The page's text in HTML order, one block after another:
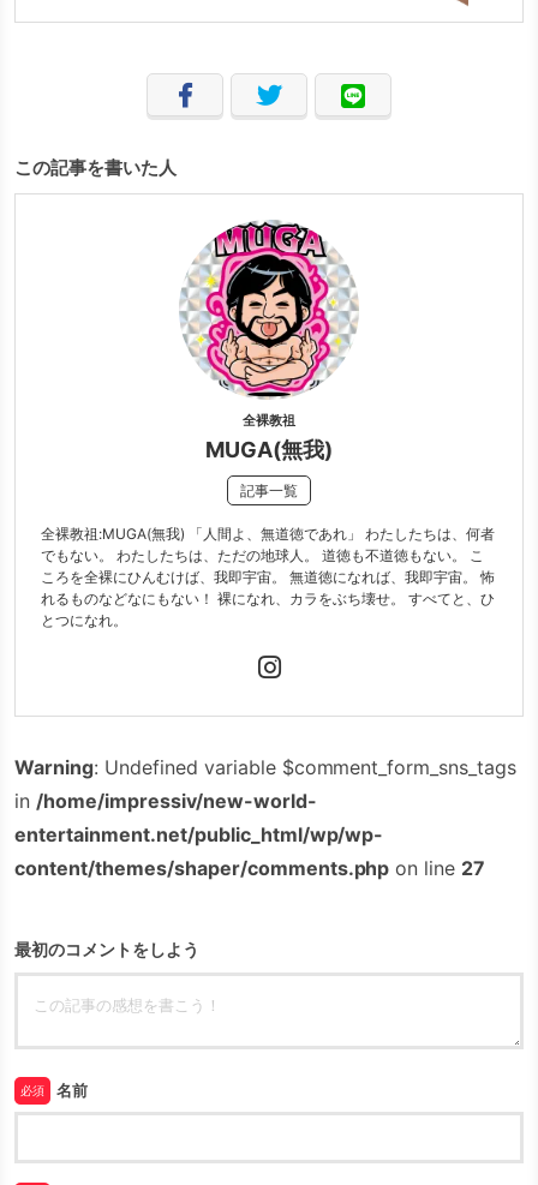
この記事を書いた人
全裸教祖
MUGA(無我)
記事一覧
全裸教祖:MUGA(無我) 「人間よ、無道徳であれ」 わたしたちは、何者
でもない。 わたしたちは、ただの地球人。 道徳も不道徳もない。 こ
ころを全裸にひんむけば、我即宇宙。 無道徳になれば、我即宇宙。 怖
れるものなどなにもない！ 裸になれ、カラをぶち壊せ。 すべてと、ひ
とつになれ。
Warning: Undefined variable $comment_form_sns_tags
in /home/impressiv/new-world-
entertainment.net/public_html/wp/wp-
content/themes/shaper/comments.php on line 27
最初のコメントをしよう
必須 名前